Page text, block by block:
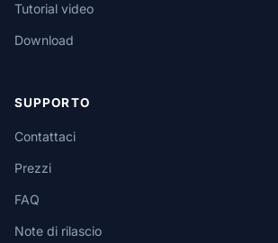
Tutorial video
Download
SUPPORTO
Contattaci
Prezzi
FAQ
Note di rilascio